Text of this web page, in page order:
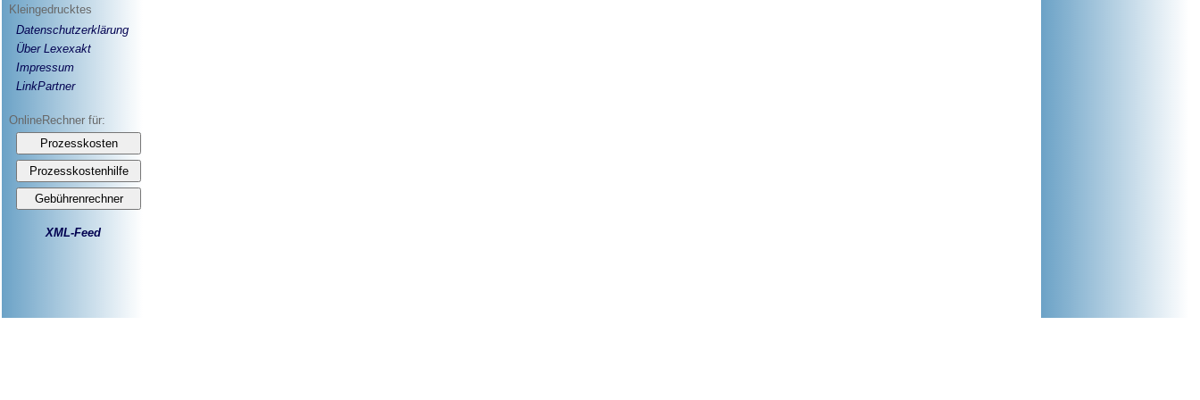
Kleingedrucktes
Datenschutzerklärung
Über Lexexakt
Impressum
LinkPartner
OnlineRechner für:
XML-Feed